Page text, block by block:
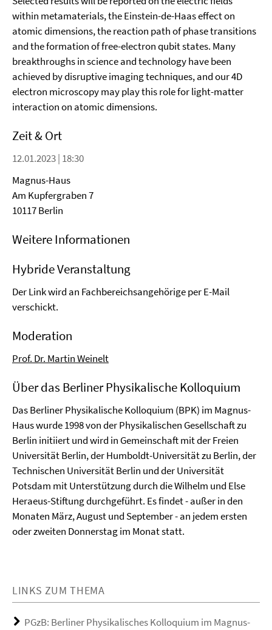
within metamaterials, the Einstein-de-Haas effect on
atomic dimensions, the reaction path of phase transitions
and the formation of free-electron qubit states. Many
breakthroughs in science and technology have been
achieved by disruptive imaging techniques, and our 4D
electron microscopy may play this role for light-matter
interaction on atomic dimensions.
Zeit & Ort
12.01.2023 | 18:30
Magnus-Haus
Am Kupfergraben 7
10117 Berlin
Weitere Informationen
Hybride Veranstaltung
Der Link wird an Fachbereichsangehörige per E-Mail
verschickt.
Moderation
Prof. Dr. Martin Weinelt
Über das Berliner Physikalische Kolloquium
Das Berliner Physikalische Kolloquium (BPK) im Magnus-
Haus wurde 1998 von der Physikalischen Gesellschaft zu
Berlin initiiert und wird in Gemeinschaft mit der Freien
Universität Berlin, der Humboldt-Universität zu Berlin, der
Technischen Universität Berlin und der Universität
Potsdam mit Unterstützung durch die Wilhelm und Else
Heraeus-Stiftung durchgeführt. Es findet - außer in den
Monaten März, August und September - an jedem ersten
oder zweiten Donnerstag im Monat statt.
LINKS ZUM THEMA
PGzB: Berliner Physikalisches Kolloquium im Magnus-